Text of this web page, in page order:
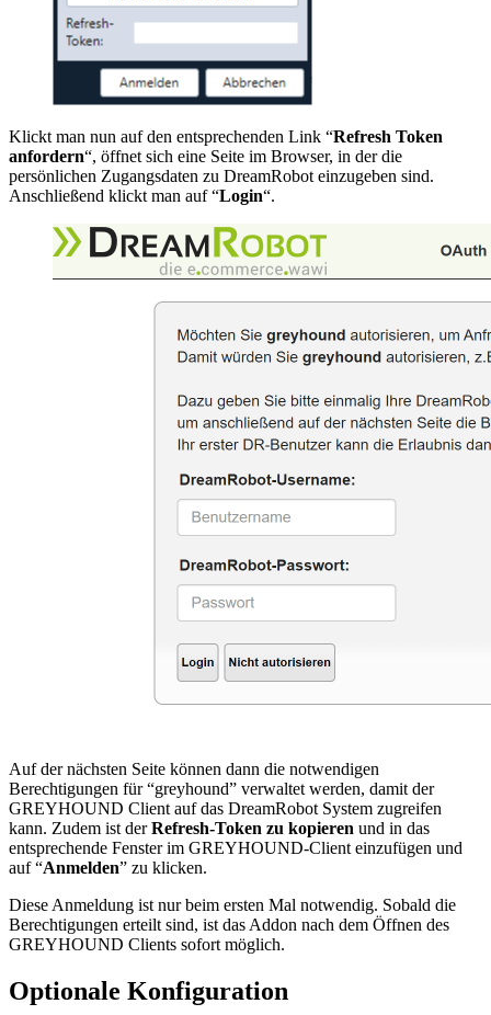
Klickt man nun auf den entsprechenden Link “Refresh Token
anfordern“, öffnet sich eine Seite im Browser, in der die
persönlichen Zugangsdaten zu DreamRobot einzugeben sind.
Anschließend klickt man auf “Login“.
Auf der nächsten Seite können dann die notwendigen
Berechtigungen für “greyhound” verwaltet werden, damit der
GREYHOUND Client auf das DreamRobot System zugreifen
kann. Zudem ist derRefresh-Token zu kopieren und in das
entsprechende Fenster im GREYHOUND-Client einzufügen und
auf “Anmelden” zu klicken.
Diese Anmeldung ist nur beim ersten Mal notwendig. Sobald die
Berechtigungen erteilt sind, ist das Addon nach dem Öffnen des
GREYHOUND Clients sofort möglich.
Optionale Konfiguration